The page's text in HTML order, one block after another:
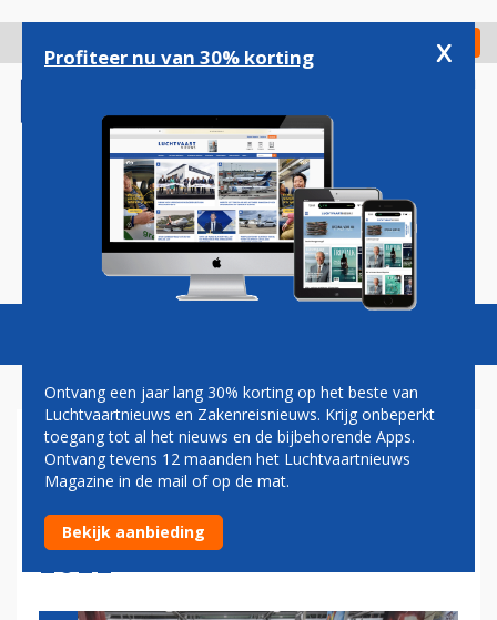
gaan
Check in
Magazine Podcasts Vacatures
AIRPORT WEEZE: TWEE KEER
PER DAG NAAR MALLORCA EN
VEEL MAROKKO IN ZOMER
2022
Profiteer nu van 30% korting x
Ontvang een jaar lang 30% korting op het beste van
Luchtvaartnieuws en Zakenreisnieuws. Krijg onbeperkt
toegang tot al het nieuws en de bijbehorende Apps.
Ontvang tevens 12 maanden het Luchtvaartnieuws
Magazine in de mail of op de mat.
Bekijk aanbieding